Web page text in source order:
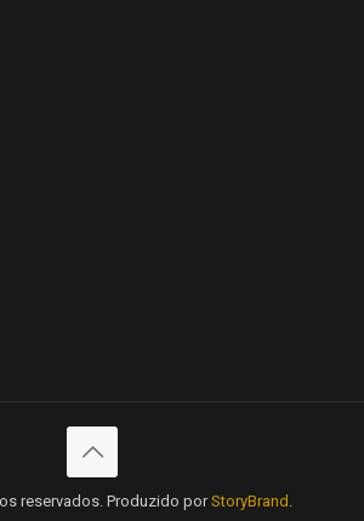
reservados. Produzido porStoryBrand .